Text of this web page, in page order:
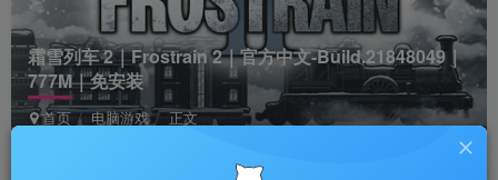
霜雪列车 2｜Frostrain 2｜官方中文-Build.21848049｜
777M｜免安装
首页 电脑游戏 正文